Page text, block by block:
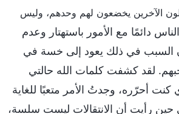
يجعلون الآخرين يخضعون لهم وحدهم، وليس
دائمًا مع الأمور باستهتار وعدم
فإن السبب في ذلك يعود إلى خسة في
لقد كشفت كلمات الله حالتي
أحرّره، وجدتُ الأمر متعبًا للغاية
رأيت أن الانتقالات ليست سلسة،